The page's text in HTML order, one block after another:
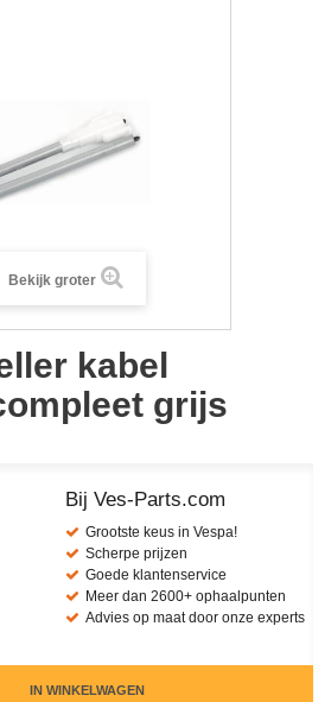
Bekijk groter
kabel
grijs
Bij Ves-Parts.com
Grootste keus in Vespa!
Scherpe prijzen
Goede klantenservice
Meer dan 2600+ ophaalpunten
Advies op maat door onze experts
IN WINKELWAGEN